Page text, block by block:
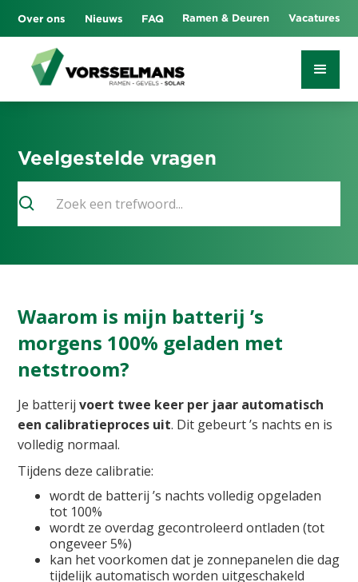
Over ons Nieuws FAQ Ramen & Deuren Vacatures
Veelgestelde vragen
Waarom is mijn batterij ’s
morgens 100% geladen met
netstroom?
Je batterijvoert twee keer per jaar automatisch
een calibratieproces uit. Dit gebeurt ’s nachts en is
volledig normaal.
Tijdens deze calibratie:
wordt de batterij ’s nachts volledig opgeladen
tot 100%
wordt ze overdag gecontroleerd ontladen (tot
ongeveer 5%)
kan het voorkomen dat je zonnepanelen die dag
tijdelijk automatisch worden uitgeschakeld